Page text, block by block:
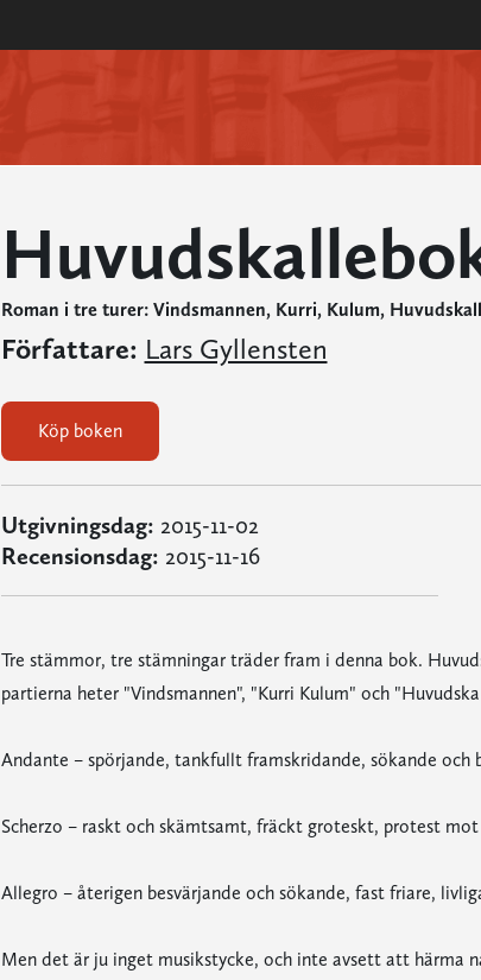
Roman i tre turer: Vindsmannen, Kurri, Kulum,
Författare: Lars Gyllensten
Köp boken
Utgivningsdag: 2015-11-02
Recensionsdag: 2015-11-16
Tre stämmor, tre stämningar träder fram i denna bok.
partierna heter "Vindsmannen", "Kurri Kulum" och
Andante – spörjande, tankfullt framskridande, sökande och
Scherzo – raskt och skämtsamt, fräckt groteskt, protest
Allegro – återigen besvärjande och sökande, fast friare,
Men det är ju inget musikstycke, och inte avsett att härma